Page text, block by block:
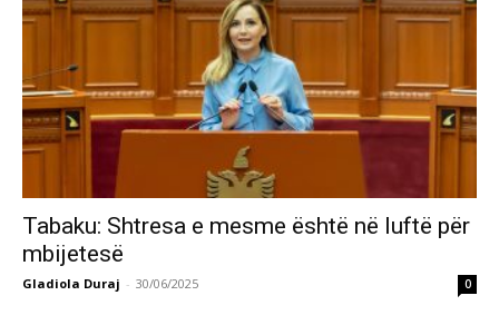
Tabaku: Shtresa e mesme është në luftë për
mbijetesë
Gladiola Duraj - 30/06/2025 0